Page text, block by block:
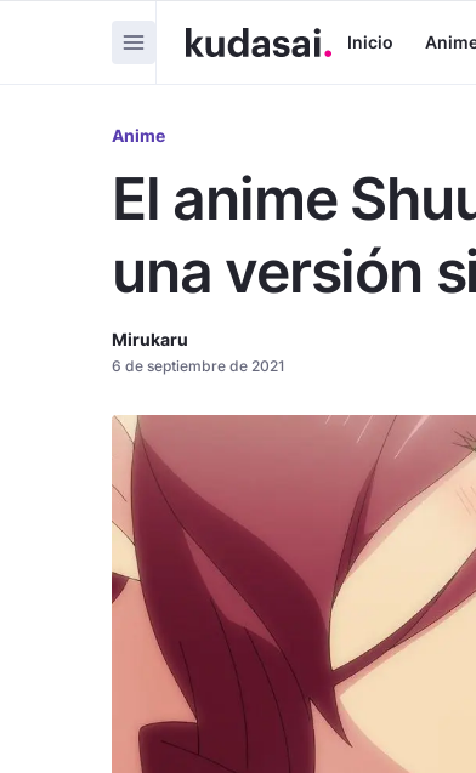
Inicio
Anime
El anime
una versión
Mirukaru
6 de septiembre de 2021